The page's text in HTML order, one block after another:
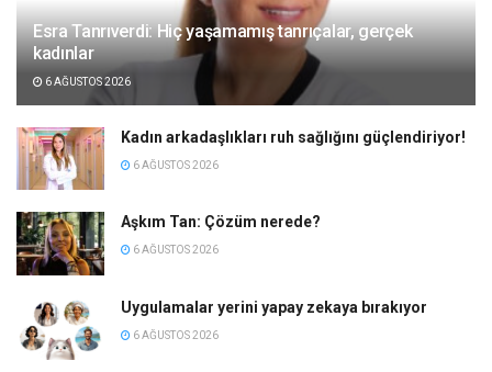
Esra Tanrıverdi: Hiç yaşamamış tanrıçalar, gerçek
kadınlar
6 AĞUSTOS 2026
Kadın arkadaşlıkları ruh sağlığını güçlendiriyor!
6 AĞUSTOS 2026
Aşkım Tan: Çözüm nerede?
6 AĞUSTOS 2026
Uygulamalar yerini yapay zekaya bırakıyor
6 AĞUSTOS 2026